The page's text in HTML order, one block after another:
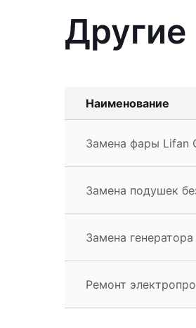
Наименование
Замена фары Lifan
Замена подушек
Замена
Ремонт